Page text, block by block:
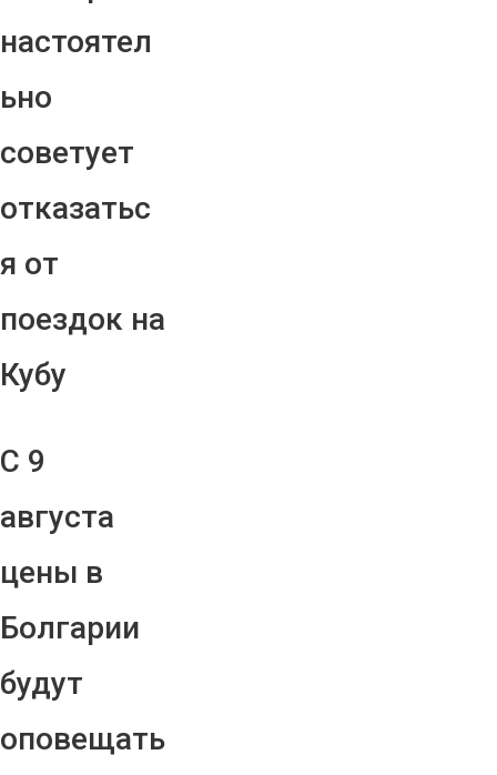
настоятел
ьно
советует
отказатьс
я от
поездок на
Кубу
С 9
августа
цены в
Болгарии
будут
оповещать